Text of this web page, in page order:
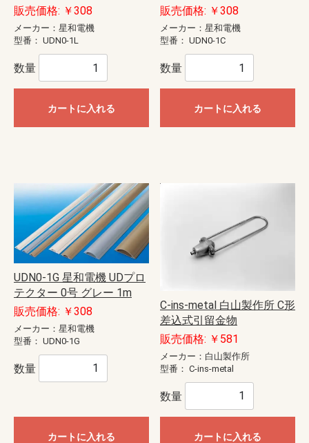
販売価格: ￥308
メーカー：星和電機
型番： UDN0-1L
数量
カートに入れる
販売価格: ￥308
メーカー：星和電機
型番： UDN0-1C
数量
カートに入れる
UDN0-1G 星和電機 UDプロ
テクター 0号 グレー 1m
販売価格: ￥308
メーカー：星和電機
型番： UDN0-1G
数量
カートに入れる
C-ins-metal 白山製作所 C形
差込式引留金物
販売価格: ￥581
メーカー：白山製作所
型番： C-ins-metal
数量
カートに入れる